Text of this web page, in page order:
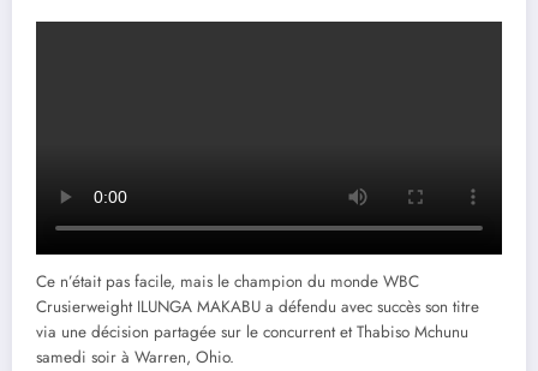
Ce n’était pas facile, mais le champion du monde WBC
Crusierweight ILUNGA MAKABU a défendu avec succès son titre
via une décision partagée sur le concurrent et Thabiso Mchunu
samedi soir à Warren, Ohio.